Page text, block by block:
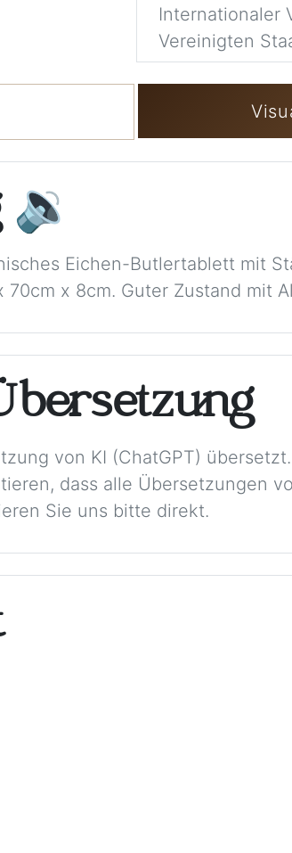
Internationaler
Vereinigten
🔉
Eichen-Butlertablett mit
x 8cm. Guter Zustand mit
von KI (ChatGPT)
dass alle Übersetzungen
Sie uns bitte direkt.